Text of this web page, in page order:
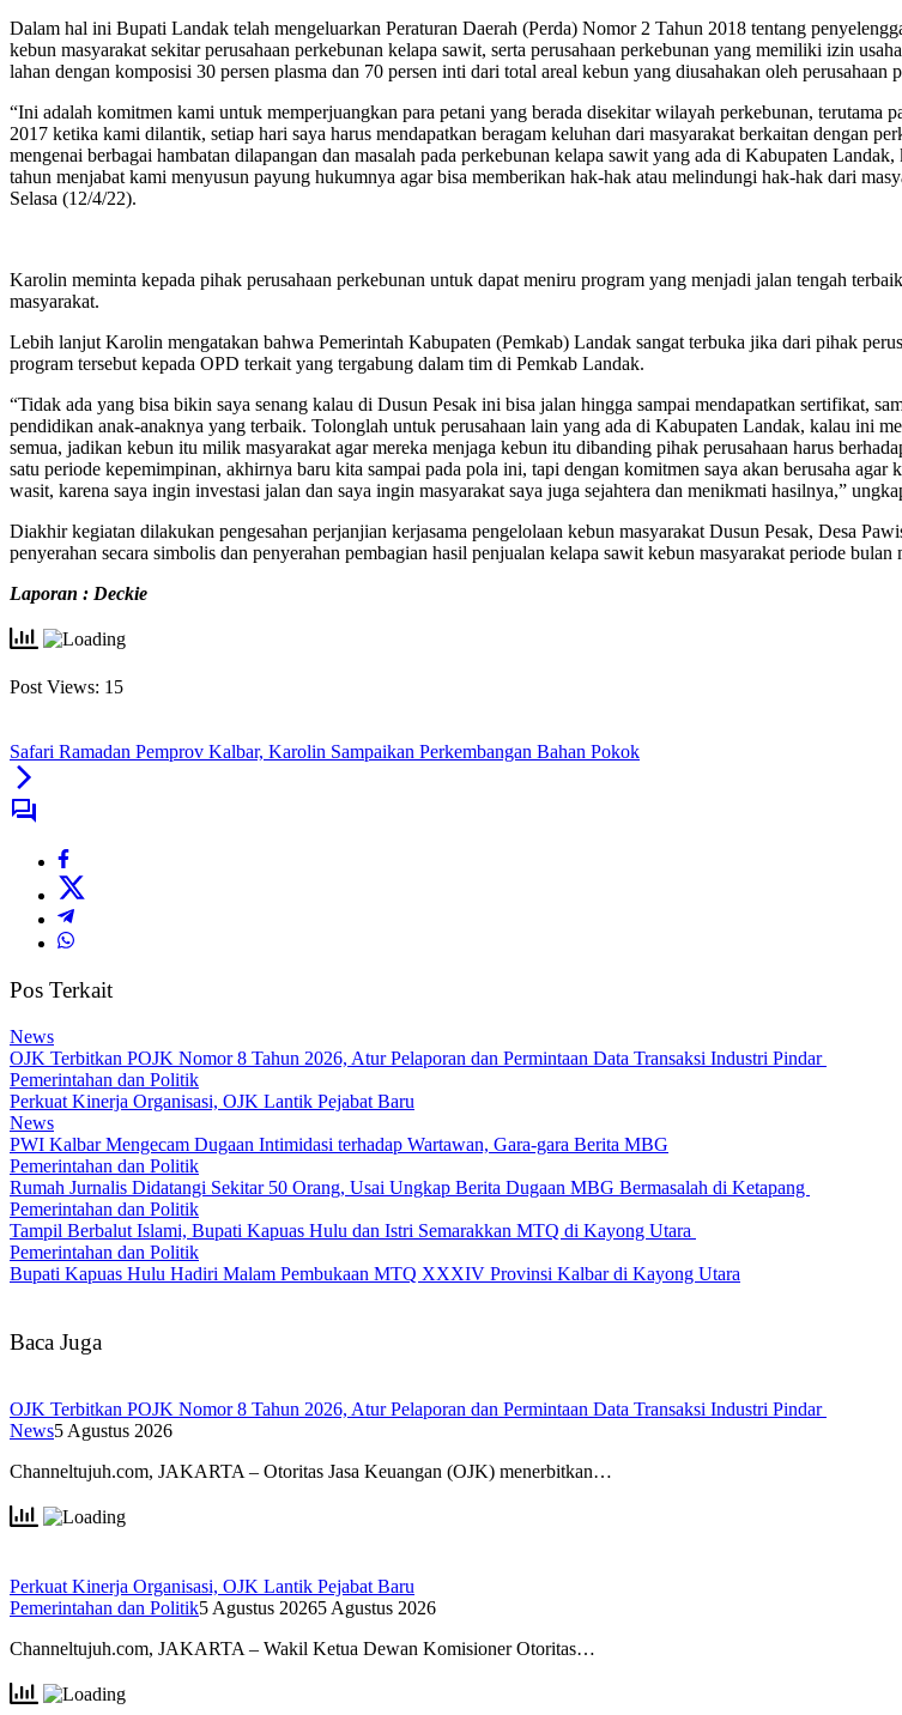
Dalam hal ini Bupati Landak telah mengeluarkan Peraturan Daerah (Perda) Nomor 2 Tahun 2018 tentang
kebun masyarakat sekitar perusahaan perkebunan kelapa sawit, serta perusahaan perkebunan yang memiliki izin
lahan dengan komposisi 30 persen plasma dan 70 persen inti dari total areal kebun yang diusahakan oleh perusahaan
“Ini adalah komitmen kami untuk memperjuangkan para petani yang berada disekitar wilayah perkebunan, terutama
2017 ketika kami dilantik, setiap hari saya harus mendapatkan beragam keluhan dari masyarakat berkaitan dengan
mengenai berbagai hambatan dilapangan dan masalah pada perkebunan kelapa sawit yang ada di Kabupaten
tahun menjabat kami menyusun payung hukumnya agar bisa memberikan hak-hak atau melindungi hak-hak dari
Selasa (12/4/22).
Karolin meminta kepada pihak perusahaan perkebunan untuk dapat meniru program yang menjadi jalan tengah
masyarakat.
Lebih lanjut Karolin mengatakan bahwa Pemerintah Kabupaten (Pemkab) Landak sangat terbuka jika dari pihak
program tersebut kepada OPD terkait yang tergabung dalam tim di Pemkab Landak.
“Tidak ada yang bisa bikin saya senang kalau di Dusun Pesak ini bisa jalan hingga sampai mendapatkan sertifikat,
pendidikan anak-anaknya yang terbaik. Tolonglah untuk perusahaan lain yang ada di Kabupaten Landak, kalau ini
semua, jadikan kebun itu milik masyarakat agar mereka menjaga kebun itu dibanding pihak perusahaan harus
satu periode kepemimpinan, akhirnya baru kita sampai pada pola ini, tapi dengan komitmen saya akan berusaha
wasit, karena saya ingin investasi jalan dan saya ingin masyarakat saya juga sejahtera dan menikmati hasilnya,”
Diakhir kegiatan dilakukan pengesahan perjanjian kerjasama pengelolaan kebun masyarakat Dusun Pesak, Desa
penyerahan secara simbolis dan penyerahan pembagian hasil penjualan kelapa sawit kebun masyarakat periode bulan
Laporan : Deckie
Post Views: 15
Safari Ramadan Pemprov Kalbar, Karolin Sampaikan Perkembangan Bahan Pokok
Pos Terkait
News
OJK Terbitkan POJK Nomor 8 Tahun 2026, Atur Pelaporan dan Permintaan Data Transaksi Industri Pindar
Pemerintahan dan Politik
Perkuat Kinerja Organisasi, OJK Lantik Pejabat Baru
News
PWI Kalbar Mengecam Dugaan Intimidasi terhadap Wartawan, Gara-gara Berita MBG
Pemerintahan dan Politik
Rumah Jurnalis Didatangi Sekitar 50 Orang, Usai Ungkap Berita Dugaan MBG Bermasalah di Ketapang
Pemerintahan dan Politik
Tampil Berbalut Islami, Bupati Kapuas Hulu dan Istri Semarakkan MTQ di Kayong Utara
Pemerintahan dan Politik
Bupati Kapuas Hulu Hadiri Malam Pembukaan MTQ XXXIV Provinsi Kalbar di Kayong Utara
Baca Juga
OJK Terbitkan POJK Nomor 8 Tahun 2026, Atur Pelaporan dan Permintaan Data Transaksi Industri Pindar
News5 Agustus 2026
Channeltujuh.com, JAKARTA – Otoritas Jasa Keuangan (OJK) menerbitkan…
Perkuat Kinerja Organisasi, OJK Lantik Pejabat Baru
Pemerintahan dan Politik5 Agustus 20265 Agustus 2026
Channeltujuh.com, JAKARTA – Wakil Ketua Dewan Komisioner Otoritas…